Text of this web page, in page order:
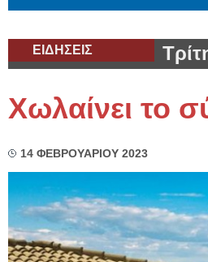
ΕΙΔΗΣΕΙΣ
Χωλαίνει το
14 ΦΕΒΡΟΥΑΡΙΟΥ 2023